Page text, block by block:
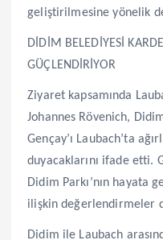
geliştirilmesine yönelik
DİDİM BELEDİYESİ
GÜÇLENDİRİYOR
Ziyaret kapsamında
Johannes Rövenich,
Gençay’ı Laubach’ta
duyacaklarını ifade etti.
Didim Parkı’nın hayata
ilişkin değerlendirmeler
Didim ile Laubach